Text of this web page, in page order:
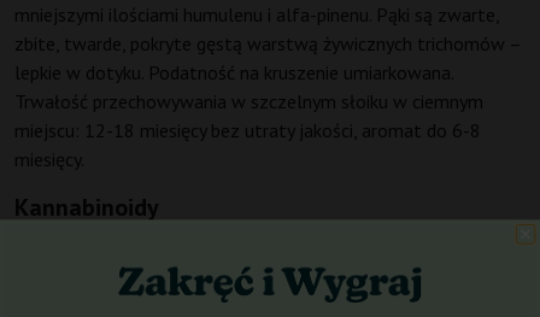
mniejszymi ilościami humulenu i alfa-pinenu. Pąki są zwarte,
zbite, twarde, pokryte gęstą warstwą żywicznych trichomów –
lepkie w dotyku. Podatność na kruszenie umiarkowana.
Trwałość przechowywania w szczelnym słoiku w ciemnym
miejscu: 12-18 miesięcy bez utraty jakości, aromat do 6-8
miesięcy.
Kannabinoidy
0,2%, CBG ok. 0,5-1%. Inne kannabinoidy (CBC, CBN) w
śladowych ilościach – przy dłuższym przechowywaniu CBN